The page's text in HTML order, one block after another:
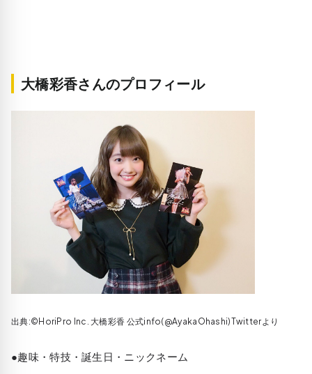
大橋彩香さんのプロフィール
出典:©HoriPro Inc. 大橋彩香 公式info(@AyakaOhashi)Twitterより
●趣味・特技・誕生日・ニックネーム